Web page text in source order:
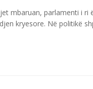
mbaruan, parlamenti i ri
kryesore. Në politikë